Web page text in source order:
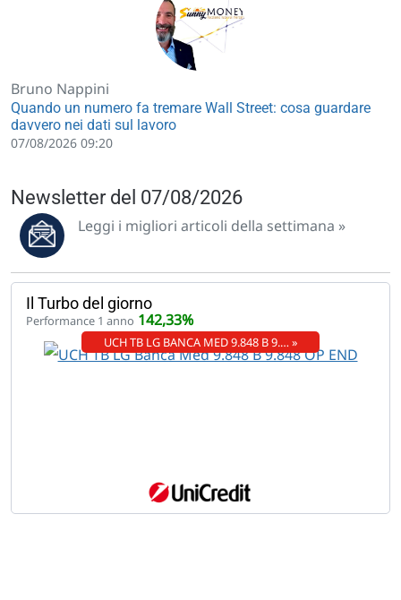
Bruno Nappini
Quando un numero fa tremare Wall Street: cosa guardare
davvero nei dati sul lavoro
07/08/2026 09:20
Newsletter del 07/08/2026
Leggi i migliori articoli della settimana »
Il Turbo del giorno
Performance 1 anno 142,33%
UCH TB LG BANCA MED 9.848 B 9.… »